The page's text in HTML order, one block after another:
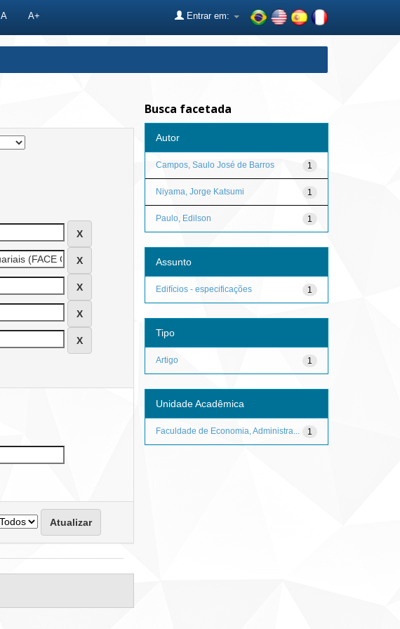
A A+ Entrar em:
Busca facetada
Autor
1
Campos, Saulo José de Barros
1
Niyama, Jorge Katsumi
1
Paulo, Edilson
Assunto
1
Edifícios - especificações
Tipo
1
Artigo
Unidade Acadêmica
1
Faculdade de Economia, Administra...